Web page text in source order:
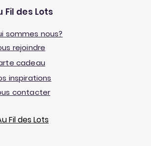
Fil des Lots
sommes nous?
rejoindre
cadeau
inspirations
contacter
Fil des Lots